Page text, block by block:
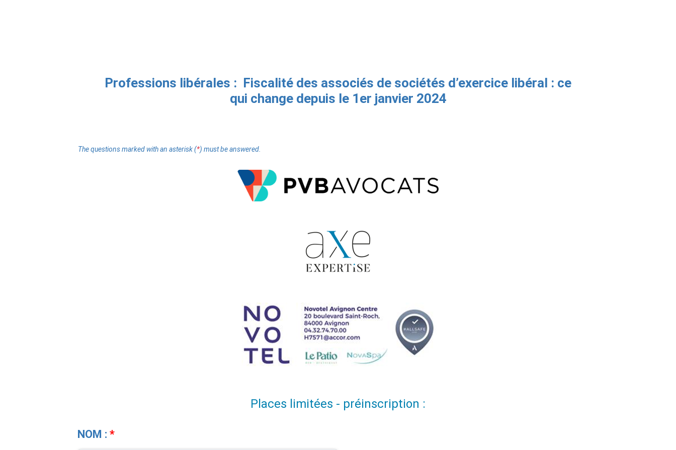
Professions libérales : Fiscalité des associés de sociétés d’exercice libéral : ce
qui change depuis le 1er janvier 2024
The questions marked with an asterisk (*) must be answered.
Places limitées - préinscription :
Open Text Question
NOM :